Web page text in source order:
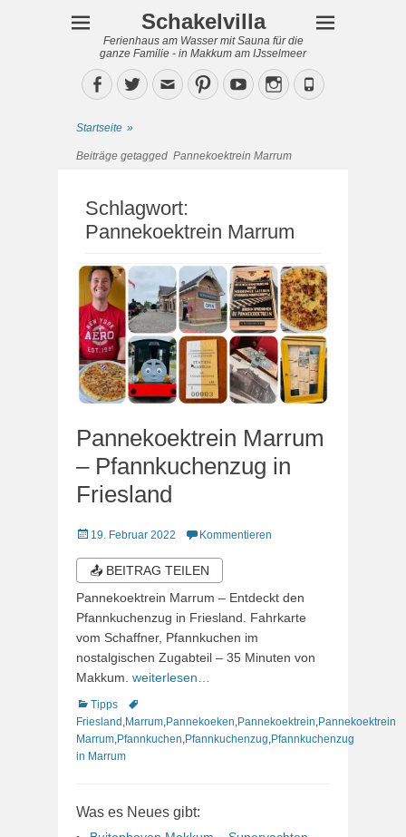
Schakelvilla
Ferienhaus am Wasser mit Sauna für die
ganze Familie - in Makkum am IJsselmeer
Facebook
TwitterEmailPinterestYouTubeInstagram
Phone
Startseite »
Beiträge getagged Pannekoektrein Marrum
Schlagwort:
Pannekoektrein Marrum
Pannekoektrein Marrum
– Pfannkuchenzug in
Friesland
Veröffentlicht
19. Februar 2022 Kommentieren
📤 BEITRAG TEILEN
Pannekoektrein Marrum – Entdeckt den
Pfannkuchenzug in Friesland. Fahrkarte
vom Schaffner, Pfannkuchen im
nostalgischen Zugabteil – 35 Minuten von
Makkum. weiterlesen…
Kategorien
Tipps
Schlagworte
Friesland Marrum Pannekoeken Pannekoektrein Pannekoektrein
Marrum Pfannkuchen Pfannkuchenzug Pfannkuchenzug
in Marrum
Was es Neues gibt: